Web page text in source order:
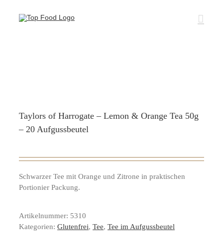
Inhalt
Taylors of Harrogate – Lemon & Orange Tea 50g
– 20 Aufgussbeutel
Schwarzer Tee mit Orange und Zitrone in praktischen
Portionier Packung.
Artikelnummer: 5310
Kategorien: Glutenfrei, Tee, Tee im Aufgussbeutel